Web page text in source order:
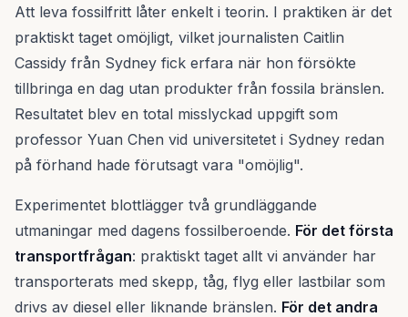
Att leva fossilfritt låter enkelt i teorin. I praktiken är det
praktiskt taget omöjligt, vilket journalisten Caitlin
Cassidy från Sydney fick erfara när hon försökte
tillbringa en dag utan produkter från fossila bränslen.
Resultatet blev en total misslyckad uppgift som
professor Yuan Chen vid universitetet i Sydney redan
på förhand hade förutsagt vara "omöjlig".
Experimentet blottlägger två grundläggande
utmaningar med dagens fossilberoende. För det första
transportfrågan: praktiskt taget allt vi använder har
transporterats med skepp, tåg, flyg eller lastbilar som
drivs av diesel eller liknande bränslen. För det andra